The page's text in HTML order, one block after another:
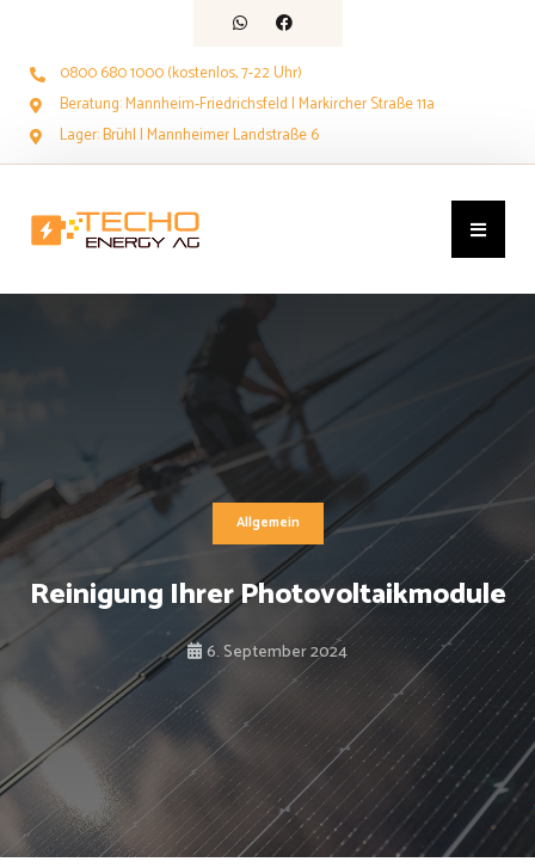
0800 680 1000 (kostenlos, 7-22 Uhr)
Beratung: Mannheim-Friedrichsfeld | Markircher Straße 11a
Lager: Brühl | Mannheimer Landstraße 6
Allgemein
Reinigung Ihrer Photovoltaikmodule
6. September 2024